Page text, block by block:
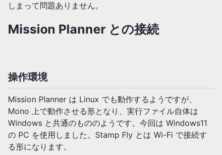
しまって問題ありません。
Mission Planner との接続
操作環境
Mission Planner は Linux でも動作するようですが、
Mono 上で動作させる形となり、実行ファイル自体は
Windows と共通のもののようです。今回は Windows11
の PC を使用しました。Stamp Fly とは Wi-Fi で接続す
る形になります。